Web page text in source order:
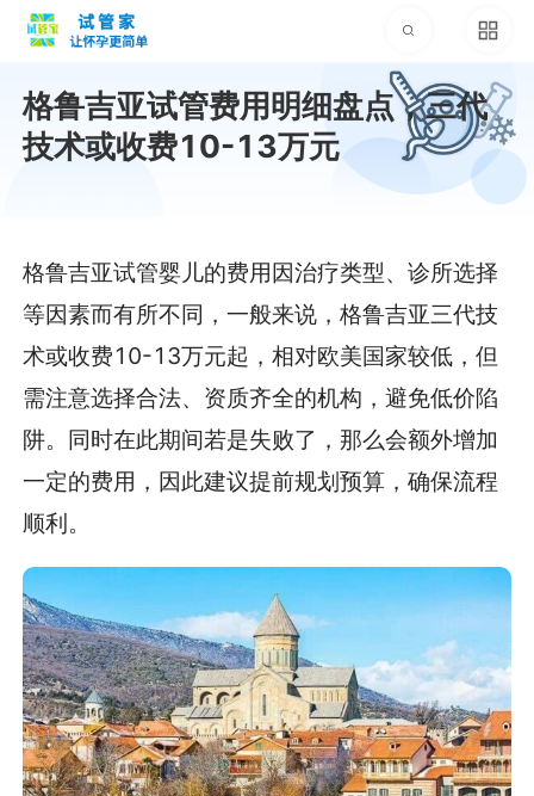
格鲁吉亚试管费用明细盘点，三代
技术或收费10-13万元
格鲁吉亚试管婴儿的费用因治疗类型、诊所选择
等因素而有所不同，一般来说，格鲁吉亚三代技
术或收费10-13万元起，相对欧美国家较低，但
需注意选择合法、资质齐全的机构，避免低价陷
阱。同时在此期间若是失败了，那么会额外增加
一定的费用，因此建议提前规划预算，确保流程
顺利。